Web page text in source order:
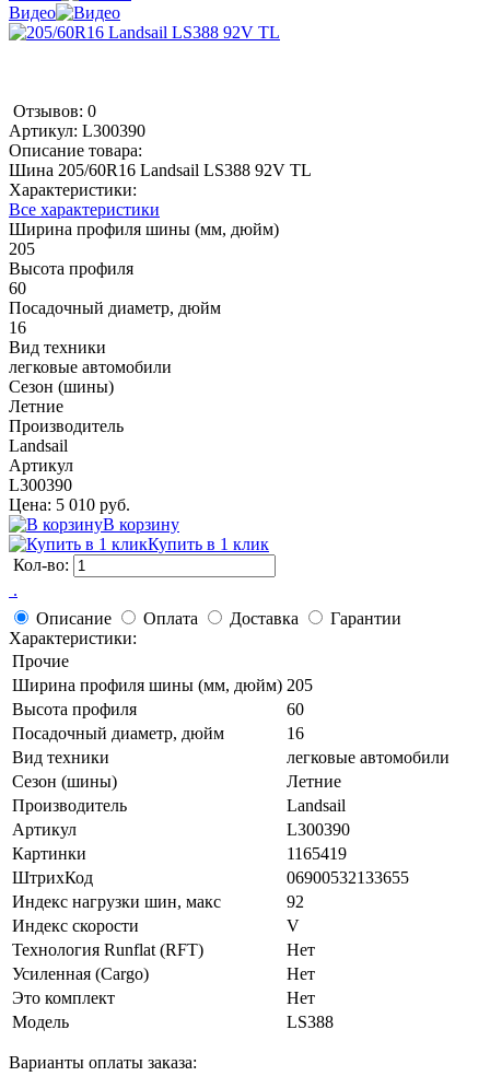
Видео
Отзывов: 0
Артикул: L300390
Описание товара:
Шина 205/60R16 Landsail LS388 92V TL
Характеристики:
Все характеристики
Ширина профиля шины (мм, дюйм)
205
Высота профиля
60
Посадочный диаметр, дюйм
16
Вид техники
легковые автомобили
Сезон (шины)
Летние
Производитель
Landsail
Артикул
L300390
Цена: 5 010 руб.
В корзину
Купить в 1 клик
Кол-во:
 .
Описание
Оплата Доставка
Гарантии
Характеристики:
Прочие
Ширина профиля шины (мм, дюйм) 205
Высота профиля
60
Посадочный диаметр, дюйм
16
Вид техники
легковые автомобили
Сезон (шины)
Летние
Производитель
Landsail
Артикул
L300390
Картинки
1165419
ШтрихКод
06900532133655
Индекс нагрузки шин, макс
92
Индекс скорости
V
Технология Runflat (RFT)
Нет
Усиленная (Cargo)
Нет
Это комплект
Нет
Модель
LS388
Варианты оплаты заказа: